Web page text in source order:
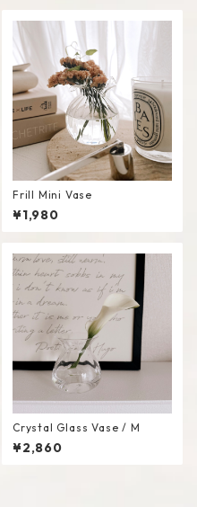
Frill Mini Vase
¥1,980
Crystal Glass Vase / M
¥2,860